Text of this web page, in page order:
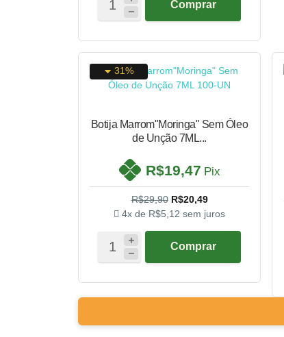
Comprar
31%
Botija Marrom"Moringa" Sem Óleo
de Unção 7ML...
R$19,47 Pix
R$29,90 R$20,49
4x de R$5,12 sem juros
Comprar